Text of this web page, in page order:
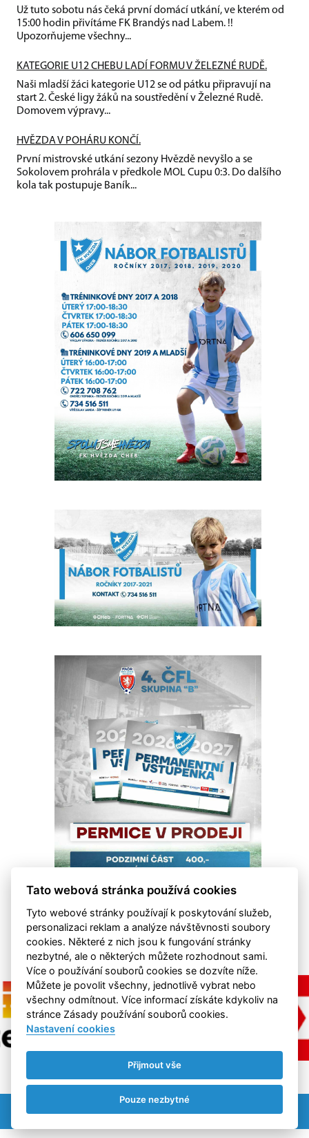
Už tuto sobotu nás čeká první domácí utkání, ve kterém od
15:00 hodin přivítáme FK Brandýs nad Labem. !!
Upozorňujeme všechny...
KATEGORIE U12 CHEBU LADÍ FORMU V ŽELEZNÉ RUDĚ.
Naši mladší žáci kategorie U12 se od pátku připravují na
start 2. České ligy žáků na soustředění v Železné Rudě.
Domovem výpravy...
HVĚZDA V POHÁRU KONČÍ.
První mistrovské utkání sezony Hvězdě nevyšlo a se
Sokolovem prohrála v předkole MOL Cupu 0:3. Do dalšího
kola tak postupuje Baník...
Tato webová stránka používá cookies
Tyto webové stránky používají k poskytování služeb,
personalizaci reklam a analýze návštěvnosti soubory
cookies. Některé z nich jsou k fungování stránky
nezbytné, ale o některých můžete rozhodnout sami.
Více o používání souborů cookies se dozvíte níže.
Můžete je povolit všechny, jednotlivě vybrat nebo
všechny odmítnout. Více informací získáte kdykoliv na
stránce Zásady používání souborů cookies.
Nastavení cookies
Přijmout vše
Pouze nezbytné